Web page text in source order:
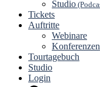
Studio
Tickets
Auftritte
Webinare
Konferenzen
Tourtagebuch
Studio
Login